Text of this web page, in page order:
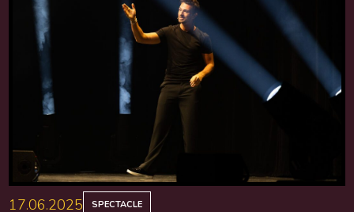
17.06.2025 SPECTACLE